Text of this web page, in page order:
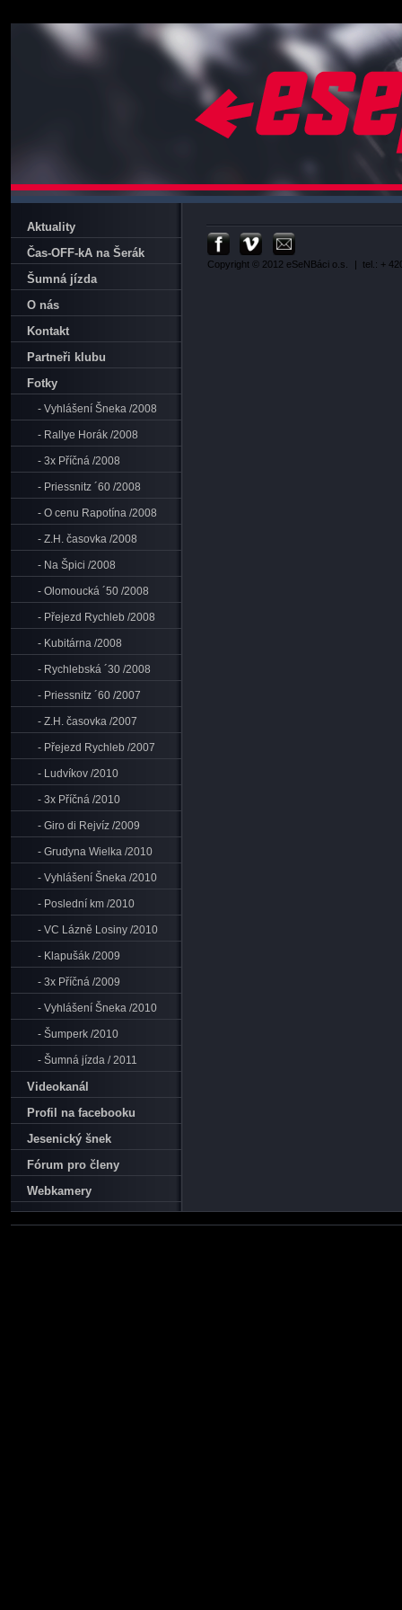
Copyright © 2012 eSeNBáci o.s. | tel.: +
Aktuality
Čas-OFF-kA na Šerák
Šumná jízda
O nás
Kontakt
Partneři klubu
Fotky
- Vyhlášení Šneka /2008
- Rallye Horák /2008
- 3x Příčná /2008
- Priessnitz ´60 /2008
- O cenu Rapotína /2008
- Z.H. časovka /2008
- Na Špici /2008
- Olomoucká ´50 /2008
- Přejezd Rychleb /2008
- Kubitárna /2008
- Rychlebská ´30 /2008
- Priessnitz ´60 /2007
- Z.H. časovka /2007
- Přejezd Rychleb /2007
- Ludvíkov /2010
- 3x Příčná /2010
- Giro di Rejvíz /2009
- Grudyna Wielka /2010
- Vyhlášení Šneka /2010
- Poslední km /2010
- VC Lázně Losiny /2010
- Klapušák /2009
- 3x Příčná /2009
- Vyhlášení Šneka /2010
- Šumperk /2010
- Šumná jízda / 2011
Videokanál
Profil na facebooku
Jesenický šnek
Fórum pro členy
Webkamery